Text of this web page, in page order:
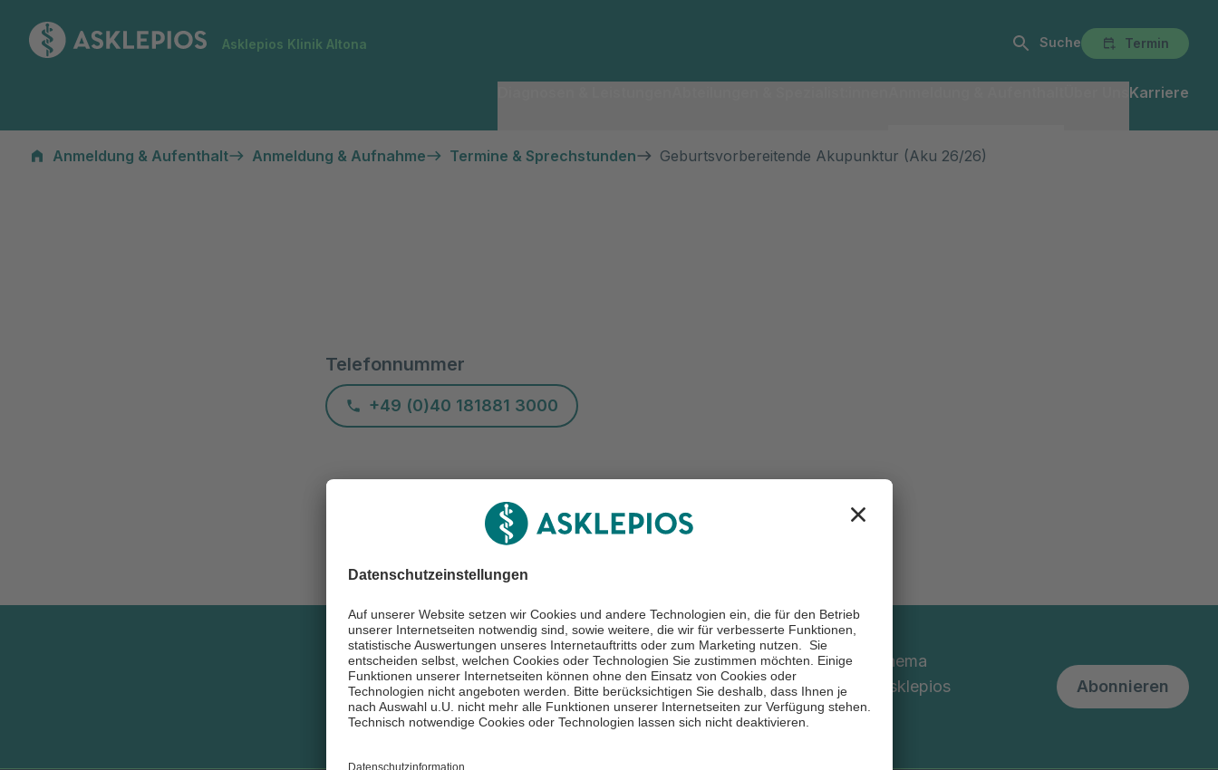
Asklepios Klinik Altona Suche Termin
Karriere
Anmeldung & Aufenthalt Anmeldung & Aufnahme Termine & Sprechstunden Geburtsvorbereitende Akupunktur (Aku 26/26)
Telefonnummer
+49 (0)40 181881 3000
Newsletter
abonnieren
Viele wissenswerte Informationen rund um das Thema
Gesundheit erhalten Sie regelmäßig in unserem Asklepios
Newsletter.
Abonnieren